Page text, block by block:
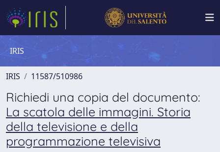
IRIS
IRIS 11587/510986
Richiedi una copia del documento:
La scatola delle immagini. Storia
della televisione e della
programmazione televisiva